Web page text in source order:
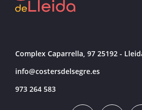
Complex Caparrella, 97 25192 -
info@costersdelsegre.es
973 264 583